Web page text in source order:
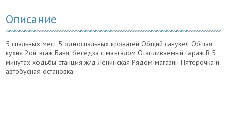
Описание
5 спальных мест 5 односпальных кроватей Общий санузел Общая
кухня 2ой этаж Баня, беседка с мангалом Отапливаемый гараж В 5
минутах ходьбы станция ж/д Ленинская Рядом магазин Пятерочка и
автобусная остановка